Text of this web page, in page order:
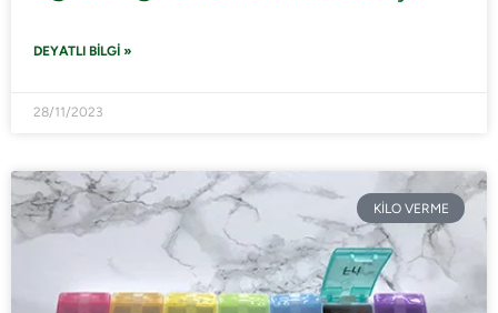
DEYATLI BILGI »
28/11/2023
KİLO VERME